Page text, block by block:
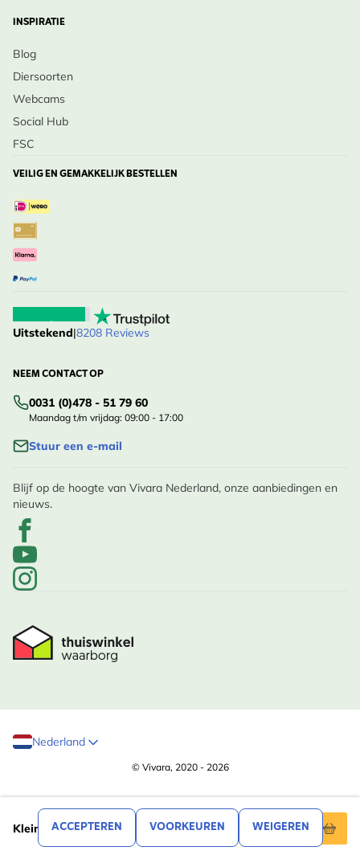
ACCEPTEREN VOORKEUREN WEIGEREN
Kleine muis - wit (Polystone) 3
INSPIRATIE
Blog
Diersoorten
Webcams
Social Hub
FSC
VEILIG EN GEMAKKELIJK BESTELLEN
Uitstekend|8208 Reviews
NEEM CONTACT OP
0031 (0)478 - 51 79 60
Maandag t/m vrijdag: 09:00 - 17:00
Stuur een e-mail
Blijf op de hoogte van Vivara Nederland, onze aanbiedingen en
nieuws.
Nederland
© Vivara, 2020 - 2026